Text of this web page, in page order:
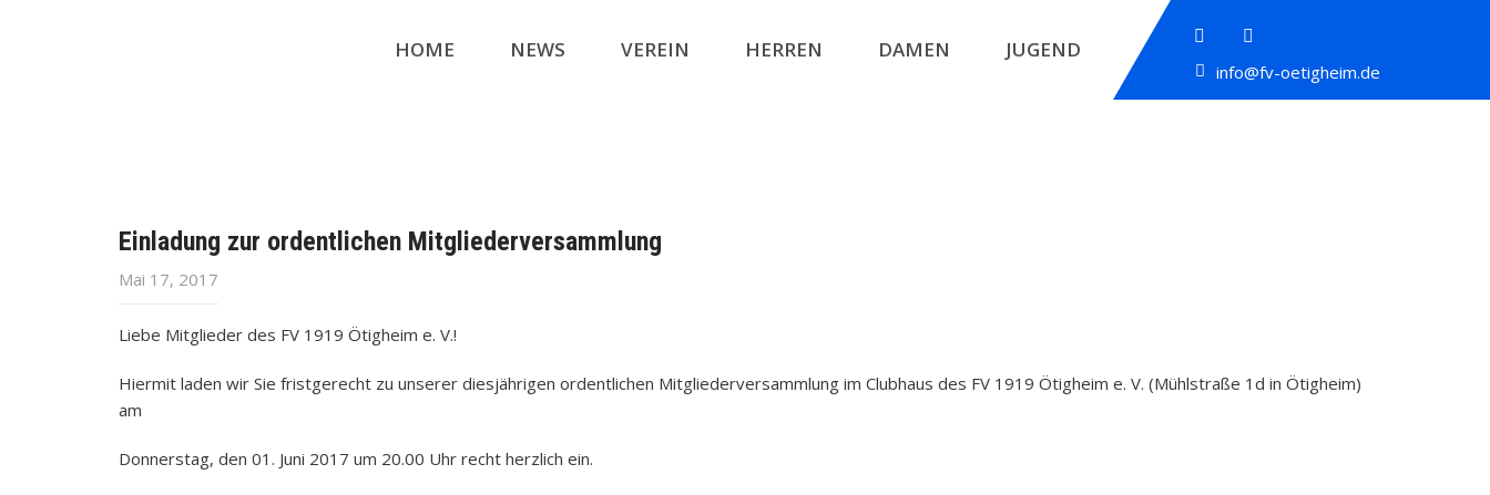
info@fv-oetigheim.de
HOME NEWS VEREIN HERREN DAMEN JUGEND
Einladung zur ordentlichen Mitgliederversammlung
Mai 17, 2017
Liebe Mitglieder des FV 1919 Ötigheim e. V.!
Hiermit laden wir Sie fristgerecht zu unserer diesjährigen ordentlichen Mitgliederversammlung im Clubhaus des FV 1919 Ötigheim e. V. (Mühlstraße 1d in Ötigheim)
am
Donnerstag, den 01. Juni 2017 um 20.00 Uhr recht herzlich ein.